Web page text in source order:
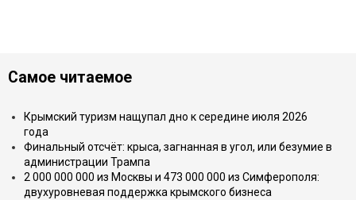
Самое читаемое
Крымский туризм нащупал дно к середине июля 2026
года
Финальный отсчёт: крыса, загнанная в угол, или безумие в
администрации Трампа
2 000 000 000 из Москвы и 473 000 000 из Симферополя:
двухуровневая поддержка крымского бизнеса